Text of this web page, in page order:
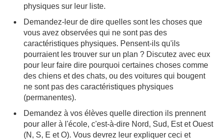
physiques sur leur liste.
Demandez-leur de dire quelles sont les choses que
vous avez observées qui ne sont pas des
caractéristiques physiques. Pensent-ils qu'ils
pourraient les trouver sur un plan ? Discutez avec eux
pour leur faire dire pourquoi certaines choses comme
des chiens et des chats, ou des voitures qui bougent
ne sont pas des caractéristiques physiques
(permanentes).
Demandez à vos élèves quelle direction ils prennent
pour aller à l'école, c'est-à-dire Nord, Sud, Est et Ouest
(N, S, E et O). Vous devrez leur expliquer ceci et